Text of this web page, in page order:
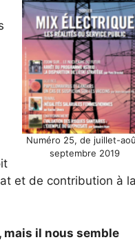
Numéro 25, de juillet-
septembre 2019
et de contribution à la
mais il nous semble